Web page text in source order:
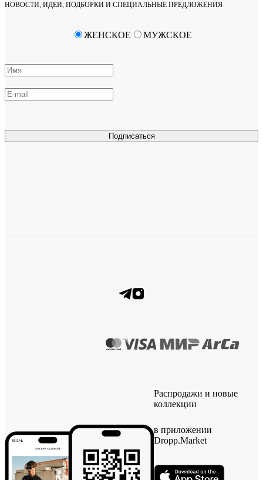
НОВОСТИ, ИДЕИ, ПОДБОРКИ И СПЕЦИАЛЬНЫЕ ПРЕДЛОЖЕНИЯ
Подписаться
ЖЕНСКОЕ МУЖСКОЕ
Распродажи и новые
коллекции
в приложении
Dropp.Market